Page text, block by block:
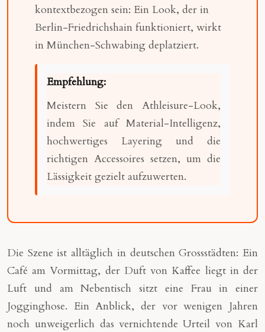
kontextbezogen sein: Ein Look, der in
Berlin-Friedrichshain funktioniert, wirkt
in München-Schwabing deplatziert.
Empfehlung:
Meistern Sie den Athleisure-Look,
indem Sie auf Material-Intelligenz,
hochwertiges Layering und die
richtigen Accessoires setzen, um die
Lässigkeit gezielt aufzuwerten.
Die Szene ist alltäglich in deutschen Grossstädten: Ein
Café am Vormittag, der Duft von Kaffee liegt in der
Luft und am Nebentisch sitzt eine Frau in einer
Jogginghose. Ein Anblick, der vor wenigen Jahren
noch unweigerlich das vernichtende Urteil von Karl